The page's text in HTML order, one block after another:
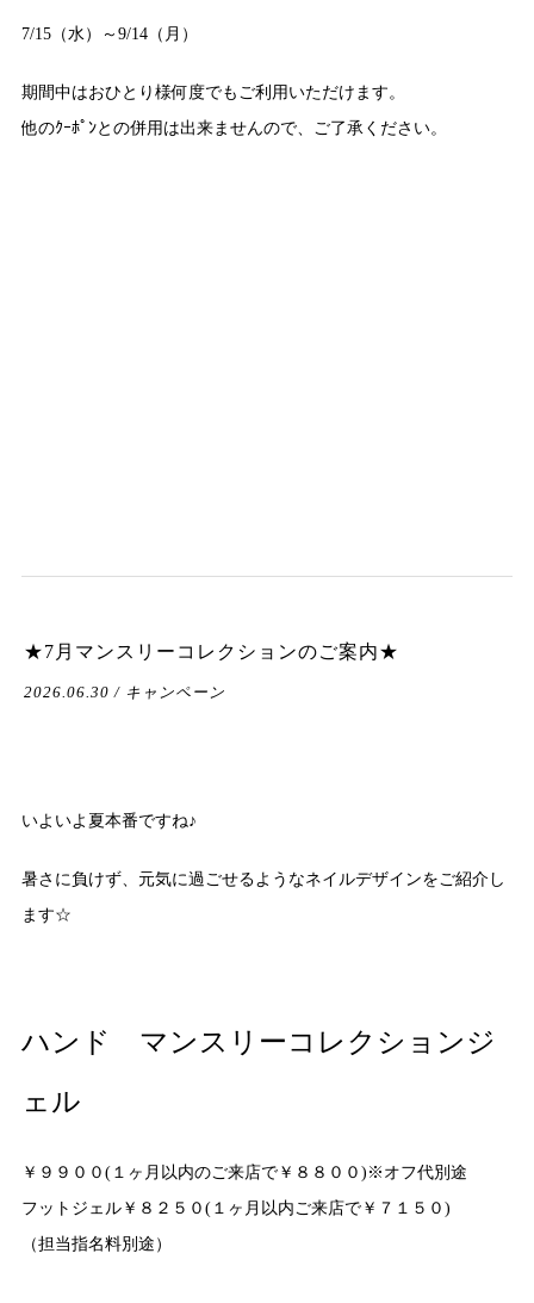
7/15（水）～9/14（月）
期間中はおひとり様何度でもご利用いただけます。
他のｸｰﾎﾟﾝとの併用は出来ませんので、ご了承ください。
★7月マンスリーコレクションのご案内★
2026.06.30 / キャンペーン
いよいよ夏本番ですね♪
暑さに負けず、元気に過ごせるようなネイルデザインをご紹介し
ます☆
ハンド マンスリーコレクションジ
ェル
￥９９００(１ヶ月以内のご来店で￥８８００)※オフ代別途
フットジェル￥８２５０(１ヶ月以内ご来店で￥７１５０)
（担当指名料別途）